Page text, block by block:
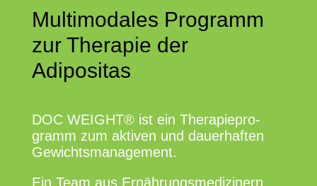
Mul­ti­mo­da­les Pro­gramm
zur The­ra­pie der
Adipositas
DOC WEIGHT® ist ein The­ra­pie­pro­
gramm zum akti­ven und dau­er­haf­ten
Gewichtsmanagement.
Ein Team aus Ernäh­rungs­me­di­zi­nern,